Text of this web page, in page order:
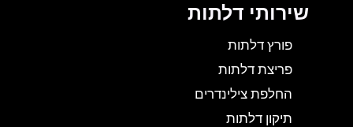
שירותי דלתות
פורץ דלתות
פריצת דלתות
החלפת צילינדרים
תיקון דלתות